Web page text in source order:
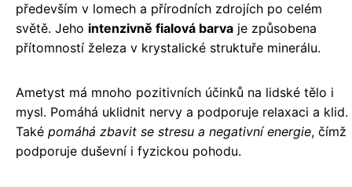
především v lomech a přírodních zdrojích po celém
světě. Jeho intenzivně fialová barva je způsobena
přítomností železa v krystalické struktuře minerálu.
Ametyst má mnoho pozitivních účinků na lidské tělo i
mysl. Pomáhá uklidnit nervy a podporuje relaxaci a klid.
Také pomáhá zbavit se stresu a negativní energie, čímž
podporuje duševní i fyzickou pohodu.